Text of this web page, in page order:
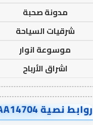
مدونة صحبة
شرقيات السياحة
موسوعة انوار
اشراق الأرباح
روابط نصية AA14704